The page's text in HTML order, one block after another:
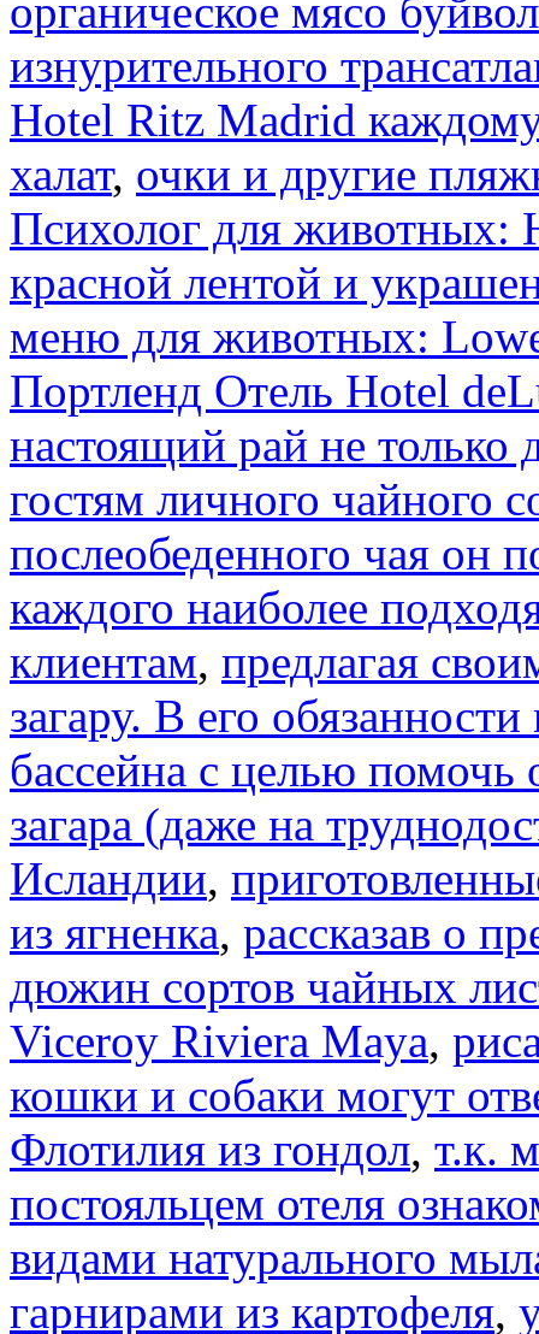
органическое мясо
изнурительного
Hotel Ritz Madrid
халат, очки и другие
Психолог для животных:
красной лентой и
меню для животных:
Портленд Отель Hotel
настоящий рай не
гостям личного чайного
послеобеденного чая он
каждого наиболее
клиентам, предлагая
загару. В его
бассейна с целью
загара (даже на
Исландии,
из ягненка, рассказав о
дюжин сортов чайных
Viceroy Riviera Maya,
кошки и собаки могут
Флотилия из гондол, т.к.
постояльцем отеля
видами натурального
гарнирами из картофеля,